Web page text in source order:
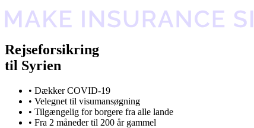
Rejseforsikring
til Syrien
• Dækker COVID-19
• Velegnet til visumansøgning
• Tilgængelig for borgere fra alle lande
• Fra 2 måneder til 200 år gammel